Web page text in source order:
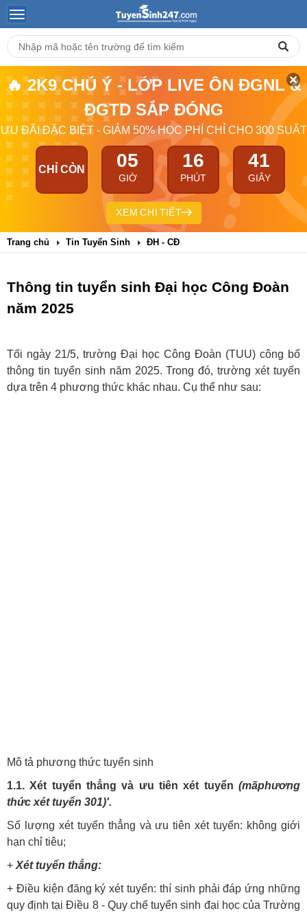
🔥 2K9 CHÚ Ý - LỚP LIVE ÔN ĐGNL &
ĐGTD SẮP ĐÓNG
ƯU ĐÃI ĐẶC BIỆT - GIẢM 50% HỌC PHÍ CHỈ CHO 300 SUẤT
CHỈ CÒN 05
GIỜ
16
PHÚT
41
GIÂY
XEM CHI TIẾT
Trang chủ Tin Tuyển Sinh ĐH - CĐ
Thông tin tuyển sinh Đại học Công Đoàn
năm 2025
Tối ngày 21/5, trường Đại học Công Đoàn (TUU) công bố
thông tin tuyển sinh năm 2025. Trong đó, trường xét tuyển
dựa trên 4 phương thức khác nhau. Cụ thể như sau:
Mô tả phương thức tuyển sinh
1.1. Xét tuyển thẳng và ưu tiên xét tuyển (mãphương
thức xét tuyển 301)'.
Số lượng xét tuyển thẳng và ưu tiên xét tuyển: không giới
hạn chỉ tiêu;
+ Xét tuyển thẳng:
+ Điều kiện đăng ký xét tuyển: thí sinh phải đáp ứng những
quy định tại Điều 8 - Quy chế tuyển sinh đại học của Trường